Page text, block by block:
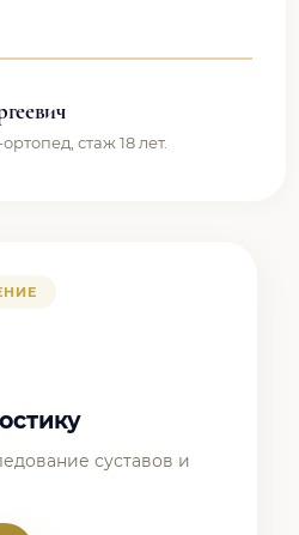
стаж 18 лет.
суставов и